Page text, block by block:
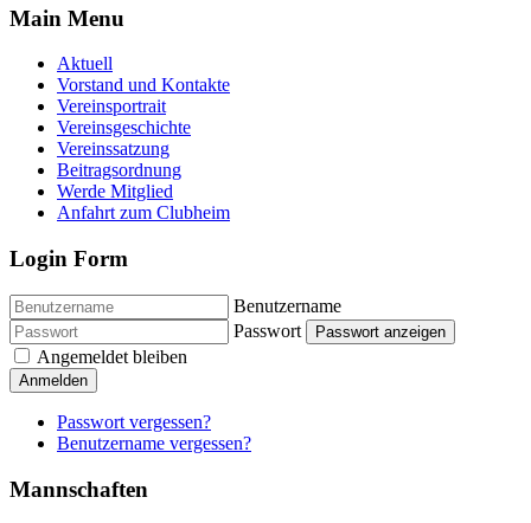
Main Menu
Aktuell
Vorstand und Kontakte
Vereinsportrait
Vereinsgeschichte
Vereinssatzung
Beitragsordnung
Werde Mitglied
Anfahrt zum Clubheim
Login Form
Benutzername
Passwort
Passwort anzeigen
Angemeldet bleiben
Anmelden
Passwort vergessen?
Benutzername vergessen?
Mannschaften